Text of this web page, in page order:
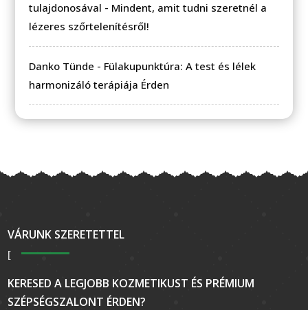
tulajdonosával - Mindent, amit tudni szeretnél a
lézeres szőrtelenítésről!
Danko Tünde - Fülakupunktúra: A test és lélek
harmonizáló terápiája Érden
VÁRUNK SZERETETTEL
KERESED A LEGJOBB KOZMETIKUST ÉS PRÉMIUM
SZÉPSÉGSZALONT ÉRDEN?